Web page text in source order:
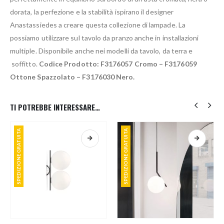
dorata, la perfezione e la stabilità ispirano il designer
Anastassiedes a creare questa collezione di lampade. La
possiamo utilizzare sul tavolo da pranzo anche in installazioni
multiple. Disponibile anche nei modelli da tavolo, da terra e
soffitto. Codice Prodotto: F3176057 Cromo – F3176059
Ottone Spazzolato – F3176030 Nero.
TI POTREBBE INTERESSARE…
SPEDIZIONE GRATUITA SPEDIZIONE GRATUITA
Questo prodotto ha più varianti. Le opzioni possono essere scelte nella pagina del prodotto